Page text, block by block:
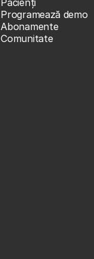
Programează demo
Abonamente
Comunitate